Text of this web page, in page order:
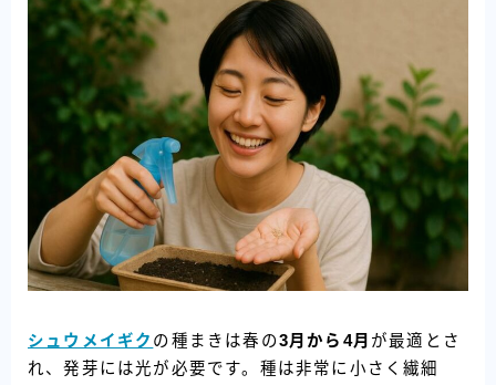
シュウメイギク の種まきは春の3月から4月 が最適とさ
れ、発芽には光が必要です。種は非常に小さく繊細